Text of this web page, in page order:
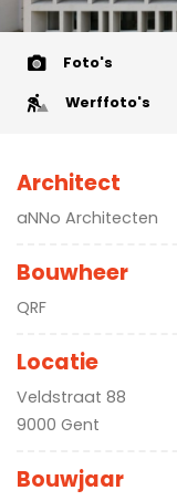
Foto's
Werffoto's
Architect
aNNo Architecten
Bouwheer
QRF
Locatie
Veldstraat 88
9000 Gent
Bouwjaar